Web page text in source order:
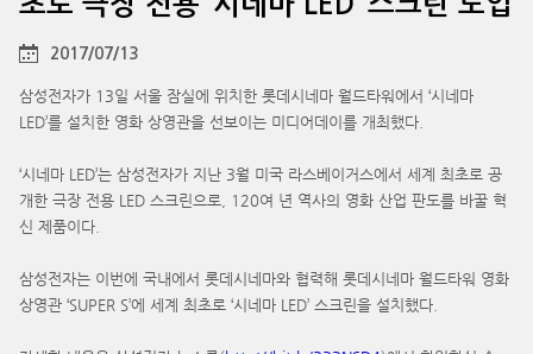
2017/07/13
삼성전자가 13일 서울 잠실에 위치한 롯데시네마 월드타워에서 ‘시네마
LED’를 설치한 영화 상영관을 선보이는 미디어데이를 개최했다.
‘시네마 LED’는 삼성전자가 지난 3월 미국 라스베이거스에서 세계 최초로 공
개한 극장 전용 LED 스크린으로, 120여 년 역사의 영화 산업 판도를 바꿀 혁
신 제품이다.
삼성전자는 이번에 국내에서 롯데시네마와 협력해 롯데시네마 월드타워 영화
상영관 ‘SUPER S’에 세계 최초로 ‘시네마 LED’ 스크린을 설치했다.